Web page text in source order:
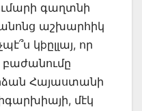
գաղտնի
անոնց աշխարհիկ
կþըլլայ, որ
բաժանումը
Հայաստանի
մէկ